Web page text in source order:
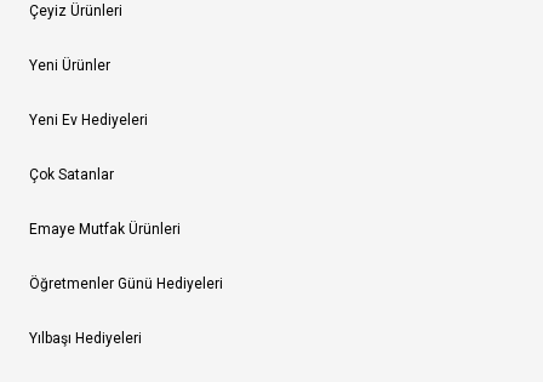
Çeyiz Ürünleri
Yeni Ürünler
Yeni Ev Hediyeleri
Çok Satanlar
Emaye Mutfak Ürünleri
Öğretmenler Günü Hediyeleri
Yılbaşı Hediyeleri